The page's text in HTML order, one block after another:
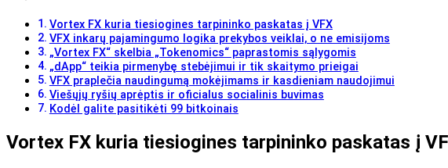
Vortex FX kuria tiesiogines tarpininko paskatas į VFX
VFX inkarų pajamingumo logika prekybos veiklai, o ne emisijoms
„Vortex FX“ skelbia „Tokenomics“ paprastomis sąlygomis
„dApp“ teikia pirmenybę stebėjimui ir tik skaitymo prieigai
VFX praplečia naudingumą mokėjimams ir kasdieniam naudojimui
Viešųjų ryšių aprėptis ir oficialus socialinis buvimas
Kodėl galite pasitikėti 99 bitkoinais
Vortex FX kuria tiesiogines tarpininko paskatas į